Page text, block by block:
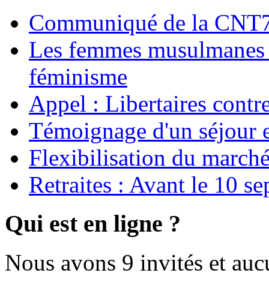
Communiqué de la
Les femmes
féminisme
Appel : Libertaires
Témoignage d'un séjour
Flexibilisation du
Retraites : Avant le 10
Qui est en ligne ?
Nous avons 9 invités et